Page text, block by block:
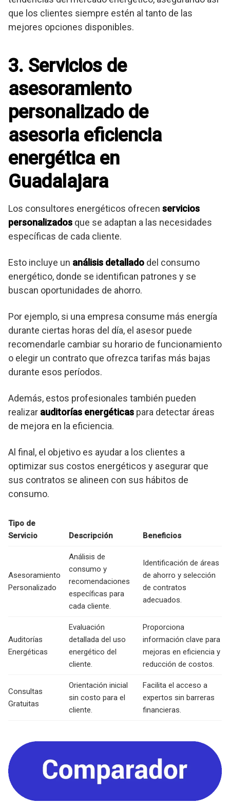
que los clientes siempre estén al tanto de las
mejores opciones disponibles.
3. Servicios de
asesoramiento
personalizado de
asesoria eficiencia
energética en
Guadalajara
Los consultores energéticos ofrecen servicios
personalizados que se adaptan a las necesidades
específicas de cada cliente.
Esto incluye un análisis detallado del consumo
energético, donde se identifican patrones y se
buscan oportunidades de ahorro.
Por ejemplo, si una empresa consume más energía
durante ciertas horas del día, el asesor puede
recomendarle cambiar su horario de funcionamiento
o elegir un contrato que ofrezca tarifas más bajas
durante esos períodos.
Además, estos profesionales también pueden
realizar auditorías energéticas para detectar áreas
de mejora en la eficiencia.
Al final, el objetivo es ayudar a los clientes a
optimizar sus costos energéticos y asegurar que
sus contratos se alineen con sus hábitos de
consumo.
Tipo de
Servicio
Descripción Beneficios
Asesoramiento
Personalizado
Análisis de
consumo y
recomendaciones
específicas para
cada cliente.
Identificación de áreas
de ahorro y selección
de contratos
adecuados.
Auditorías
Energéticas
Evaluación
detallada del uso
energético del
cliente.
Proporciona
información clave para
mejoras en eficiencia y
reducción de costos.
Consultas
Gratuitas
Orientación inicial
sin costo para el
cliente.
Facilita el acceso a
expertos sin barreras
financieras.